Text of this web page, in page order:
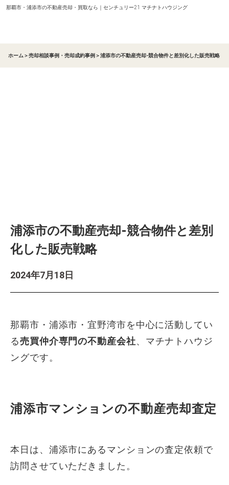
那覇市・浦添市の不動産売却・買取なら｜センチュリー21 マチナトハウジング
ホーム ＞売却相談事例・売却成約事例 ＞浦添市の不動産売却-競合物件と差別化した販売戦略
浦添市の不動産売却-競合物件と差別
化した販売戦略
2024年7月18日
那覇市・浦添市・宜野湾市を中心に活動してい
る売買仲介専門の不動産会社、マチナトハウジ
ングです。
浦添市マンションの不動産売却査定
本日は、浦添市にあるマンションの査定依頼で
訪問させていただきました。